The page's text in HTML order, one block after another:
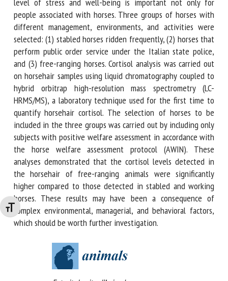
Changer la taille de la police
horses can affect the level of stress and well-being is
important not only for people associated with horses.
Three groups of horses with different management,
environments, and activities were selected: (1) stabled
horses ridden frequently, (2) horses that perform public
order service under the Italian state police, and (3) free-
ranging horses. Cortisol analysis was carried out on
horsehair samples using liquid chromatography coupled to
hybrid orbitrap high-resolution mass spectrometry (LC-
HRMS/MS), a laboratory technique used for the first time to
quantify horsehair cortisol. The selection of horses to be
included in the three groups was carried out by including
only subjects with positive welfare assessment in
accordance with the horse welfare assessment protocol
(AWIN). These analyses demonstrated that the cortisol
levels detected in the horsehair of free-ranging animals
were significantly higher compared to those detected in
stabled and working horses. These results may have been a
behavioral factors, which should be worth further
investigation.